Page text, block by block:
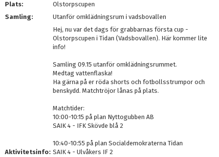
KONTAKT
Plats:
Olstorpscupen
Samling:
Utanför omklädningsrum i vadsbovallen
Aktivitetsinfo:
Hej, nu var det dags för grabbarnas första cup -
Olstorpscupen i Tidan (Vadsbovallen). Här kommer lite
info!
Samling 09.15 utanför omklädningsrummet.
Medtag vattenflaska!
Ha gärna på er röda shorts och fotbollsstrumpor och
benskydd. Matchtröjor lånas på plats.
Matchtider:
10:00-10:15 på plan Nyttogubben AB
SAIK 4 - IFK Skövde blå 2
10:40-10:55 på plan Socialdemokraterna Tidan
SAIK 4 - Ulvåkers IF 2